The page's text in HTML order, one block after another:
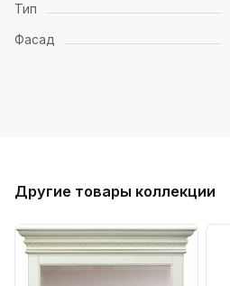
Тип
Фасад
Другие товары коллекции